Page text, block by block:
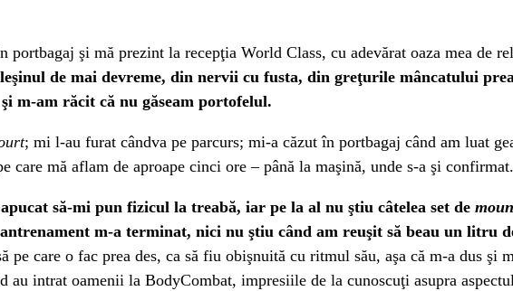
şi mă prezint la recepţia World Class, cu adevărat oaza mea de
de mai devreme, din nervii cu fusta, din greţurile mâncatului
m-am răcit că nu găseam portofelul.
; mi l-au furat cândva pe parcurs; mi-a căzut în portbagaj când am luat
care mă aflam de aproape cinci ore – până la maşină, unde s-a şi confirmat.
să-mi pun fizicul la treabă, iar pe la al nu ştiu câtelea set de
m-a terminat, nici nu ştiu când am reuşit să beau un litru
care o fac prea des, ca să fiu obişnuită cu ritmul său, aşa că m-a dus şi
intrat oamenii la BodyCombat, impresiile de la cunoscuţi asupra